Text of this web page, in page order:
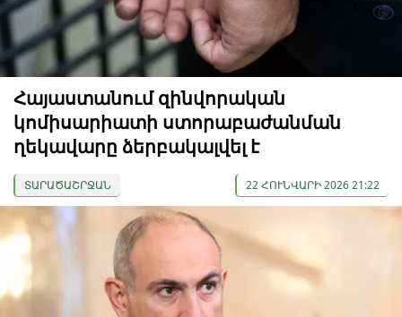
Հայաստանում զինվորական
կոմիսարիատի ստորաբաժանման
ղեկավարը ձերբակալվել է
ՏԱՐԱԾԱՇՐՋԱՆ 22 ՀՈՒՆՎԱՐԻ 2026 21:22